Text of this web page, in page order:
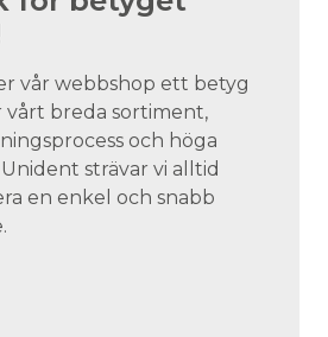
vår webbshop ett betyg
vårt breda sortiment,
och höga
strävar vi alltid
en enkel och snabb